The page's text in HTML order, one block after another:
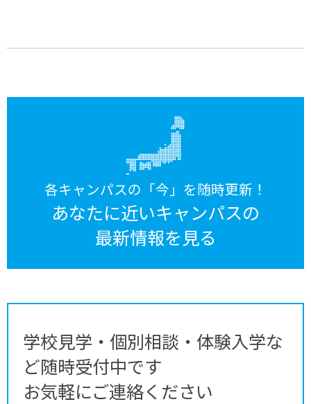
各キャンパスの「今」を随時更新！
あなたに近いキャンパスの
最新情報を見る
学校見学・個別相談・体験入学な
ど随時受付中です
お気軽にご連絡ください